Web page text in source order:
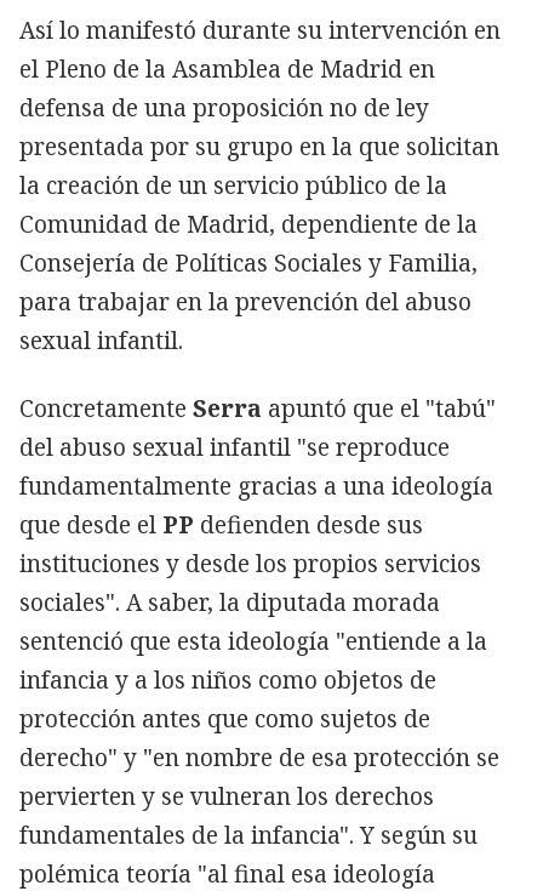
Así lo manifestó durante su intervención en
el Pleno de la Asamblea de Madrid en
defensa de una proposición no de ley
presentada por su grupo en la que solicitan
la creación de un servicio público de la
Comunidad de Madrid, dependiente de la
Consejería de Políticas Sociales y Familia,
para trabajar en la prevención del abuso
sexual infantil.
Concretamente Serra apuntó que el "tabú"
del abuso sexual infantil "se reproduce
fundamentalmente gracias a una ideología
que desde el PP defienden desde sus
instituciones y desde los propios servicios
sociales". A saber, la diputada morada
sentenció que esta ideología "entiende a la
infancia y a los niños como objetos de
protección antes que como sujetos de
derecho" y "en nombre de esa protección se
pervierten y se vulneran los derechos
fundamentales de la infancia". Y según su
polémica teoría "al final esa ideología